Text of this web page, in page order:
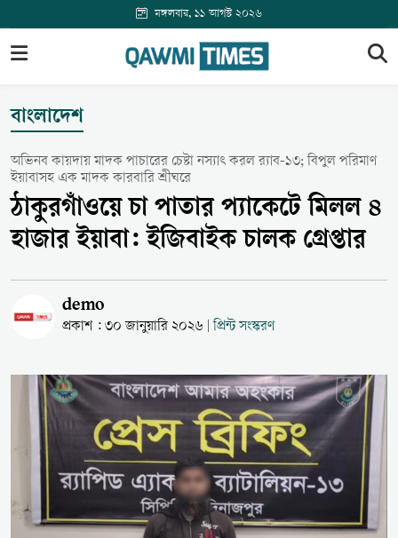
মঙ্গলবার, ১১ আগস্ট ২০২৬
বাংলাদেশ
অভিনব কায়দায় মাদক পাচারের চেষ্টা নস্যাৎ করল র‍্যাব-১৩; বিপুল পরিমাণ
ইয়াবাসহ এক মাদক কারবারি শ্রীঘরে
ঠাকুরগাঁওয়ে চা পাতার প্যাকেটে মিলল ৪
হাজার ইয়াবা: ইজিবাইক চালক গ্রেপ্তার
demo
প্রকাশ : ৩০ জানুয়ারি ২০২৬ প্রিন্ট সংস্করণ